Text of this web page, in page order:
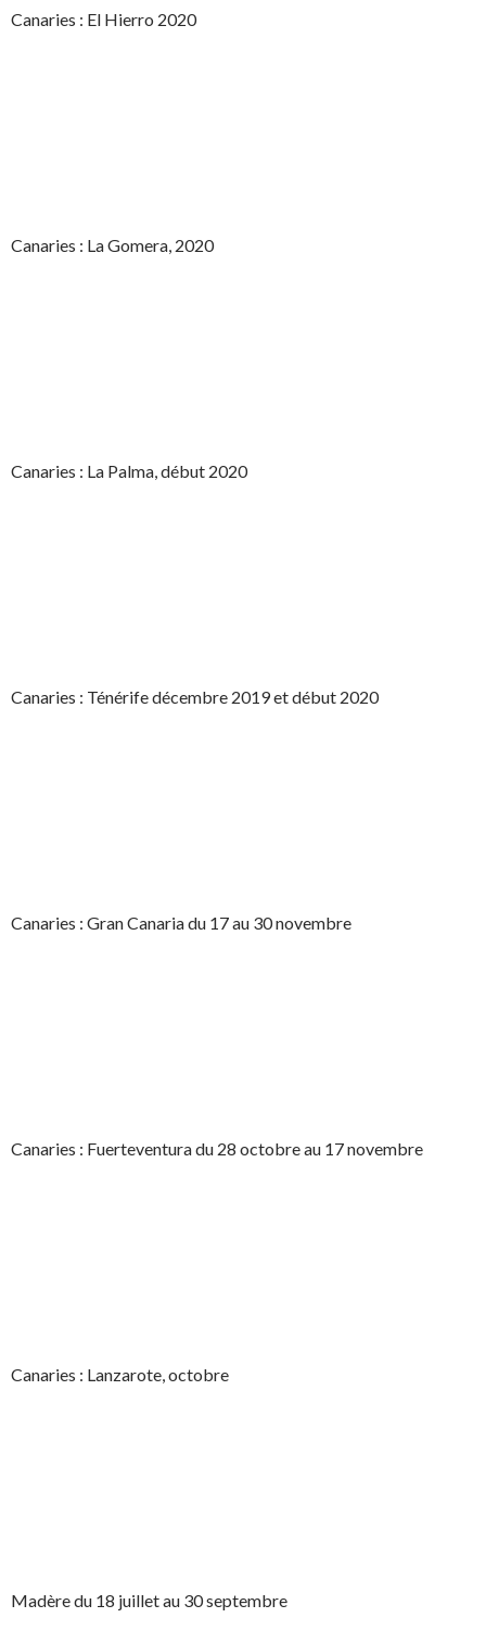
Canaries : El Hierro 2020
Canaries : La Gomera, 2020
Canaries : La Palma, début 2020
Canaries : Ténérife décembre 2019 et début 2020
Canaries : Gran Canaria du 17 au 30 novembre
Canaries : Fuerteventura du 28 octobre au 17 novembre
Canaries : Lanzarote, octobre
Madère du 18 juillet au 30 septembre